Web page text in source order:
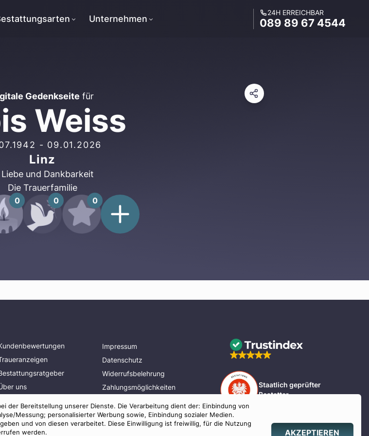
der Bereitstellung unserer Dienste. Die Verarbeitung dient der: Einbindung von
Messung; personalisierter Werbung sowie, Einbindung sozialer Medien.
und von diesen verarbeitet. Diese Einwilligung ist freiwillig, für die Nutzung
werden.
AKZEPTIEREN
Unternehmen
24H ERREICHBAR
089 89 67 4544
Gedenkseite für
Weiss
- 09.01.2026
Linz
Liebe und Dankbarkeit
Die Trauerfamilie
0 0 0
uns
Impressum
Datenschutz
Widerrufsbelehrung
Zahlungsmöglichkeiten
Bestatterverband Bayern
Staatlich geprüfter
Bestatter